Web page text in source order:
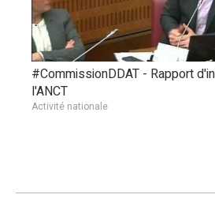
#CommissionDDAT - Rapport
l'ANCT
Activité nationale